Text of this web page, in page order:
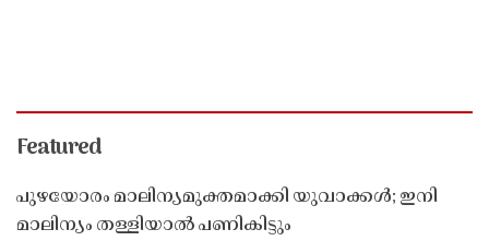
Featured
പുഴയോരം മാലിന്യമുക്തമാക്കി യുവാക്കൾ; ഇനി
മാലിന്യം തള്ളിയാൽ പണികിട്ടും